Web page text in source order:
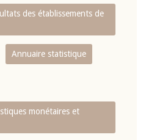
des établissements de
Annuaire statistique
monétaires et